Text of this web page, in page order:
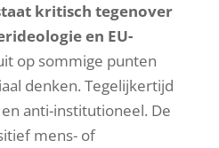
kritisch tegenover
en EU-
op sommige punten
denken. Tegelijkertijd
anti-institutioneel. De
mens- of